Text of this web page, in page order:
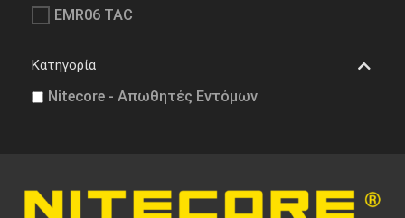
EMR06 TAC
Κατηγορία
Nitecore - Απωθητές Εντόμων